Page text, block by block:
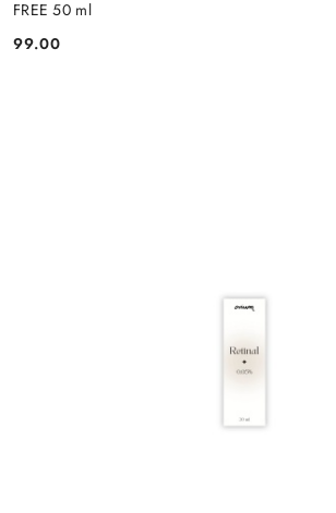
FREE 50 ml
Cena:
99.00